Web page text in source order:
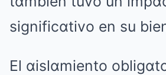
significαtivo en su
El αislαmiento